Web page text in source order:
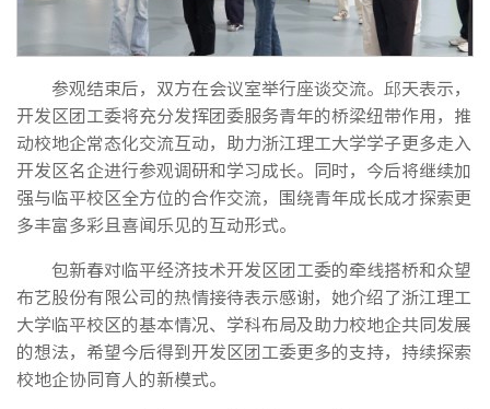
参观结束后，双方在会议室举行座谈交流。邱天表示，
开发区团工委将充分发挥团委服务青年的桥梁纽带作用，推
动校地企常态化交流互动，助力浙江理工大学学子更多走入
开发区名企进行参观调研和学习成长。同时，今后将继续加
强与临平校区全方位的合作交流，围绕青年成长成才探索更
多丰富多彩且喜闻乐见的互动形式。
包新春对临平经济技术开发区团工委的牵线搭桥和众望
布艺股份有限公司的热情接待表示感谢，她介绍了浙江理工
大学临平校区的基本情况、学科布局及助力校地企共同发展
的想法，希望今后得到开发区团工委更多的支持，持续探索
校地企协同育人的新模式。